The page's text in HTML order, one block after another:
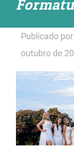
Publicado por
outubro de